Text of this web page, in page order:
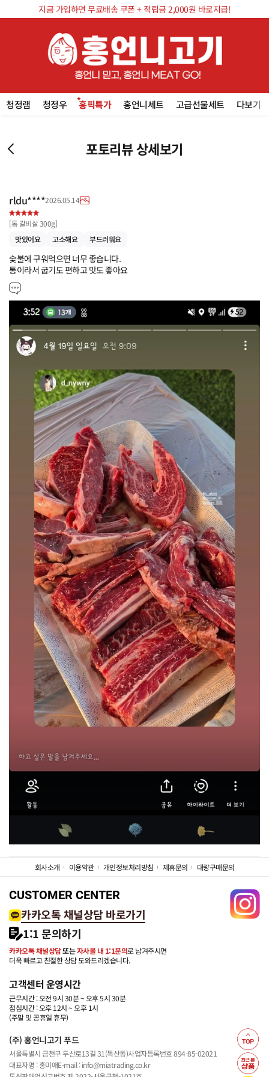
지금 가입하면 무료배송 쿠폰 + 적립금 2,000원 바로지급!
청정램 청정우 홍픽특가 홍언니세트 고급선물세트 다보기
포토리뷰 상세보기
rldu****2026.05.14
[통 갈비살 300g]
맛있어요
고소해요 부드러워요
숯불에 구워먹으면 너무 좋습니다.
통이라서 굽기도 편하고 맛도 좋아요
회사소개 이용약관 개인정보처리방침 제휴문의 대량구매문의
CUSTOMER CENTER
카카오톡 채널상담 바로가기
1:1 문의하기
카카오톡 채널상담또는자사몰 내 1:1문의로 남겨주시면
더욱 빠르고 친절한 상담 도와드리겠습니다.
고객센터 운영시간
근무시간 : 오전 9시 30분 ~ 오후 5시 30분
점심시간 : 오후 12시 ~ 오후 1시
(주말 및 공휴일 휴무)
(주) 홍언니고기 푸드
서울특별시 금천구 두산로13길 31(독산동)사업자등록번호 894-85-02021
대표자명 : 홍미애E-mail : info@miatrading.co.kr